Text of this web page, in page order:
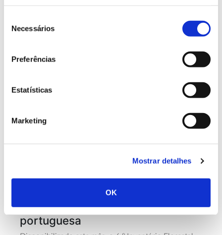
Necessários
Preferências
Estatísticas
Marketing
Mostrar detalhes
OK
siliqua) apresentam mais povoamentos em mau
– As acácias e háqueas, canas e chorão-das-
com maior
presença no território nacional.
– 20% dos pontos de amostragem em florestas
são
(que se estendem para além dos
conservação), dos quais 14% apresentam bom
estado de conservação. Na floresta, os habitats
com maior expressão são os que derivam de
Uma descrição atual, mas já
desatualizada da floresta
portuguesa